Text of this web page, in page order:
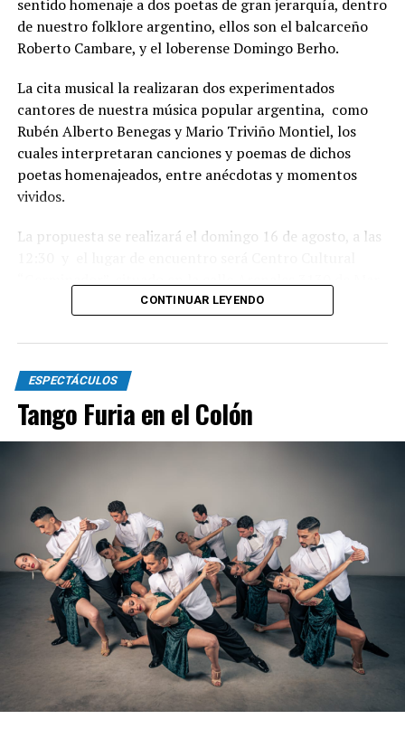
sentido homenaje a dos poetas de gran jerarquía, dentro
de nuestro folklore argentino, ellos son el balcarceño
Roberto Cambare, y el loberense Domingo Berho.
La cita musical la realizaran dos experimentados
cantores de nuestra música popular argentina, como
Rubén Alberto Benegas y Mario Triviño Montiel, los
cuales interpretaran canciones y poemas de dichos
poetas homenajeados, entre anécdotas y momentos
vividos.
La propuesta se realizará el domingo 16 de agosto, a las
Habrá danzas nativas y baile familiar, con gran servicio
sobre. Para mas información o reservas escribir ll what
sapp 2236104302
CONTINUAR LEYENDO
ESPECTÁCULOS
Tango Furia en el Colón